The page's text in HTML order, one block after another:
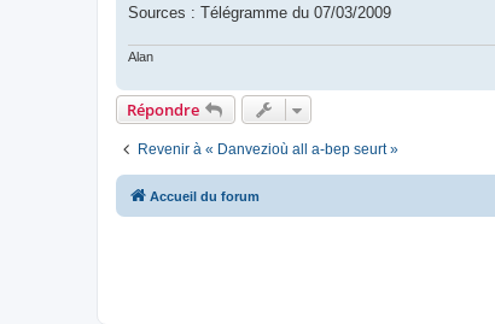
Sources : Télégramme du 07/03/2009
Alan
Répondre
Revenir à « Danvezioù all a-bep seurt »
Accueil du forum